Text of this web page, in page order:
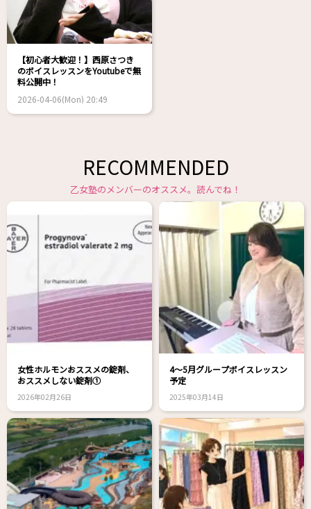
【初心者大歓迎！】西原さつき
のボイスレッスンをYoutubeで無
料公開中！
2026-04-06(Mon) 20:49
RECOMMENDED
乙女塾のメンバーのオススメ。読んでね！
女性ホルモンおススメの錠剤、
おススメしない錠剤①
2026年02月26日
4〜5月グループボイスレッスン
予定
2025年03月14日